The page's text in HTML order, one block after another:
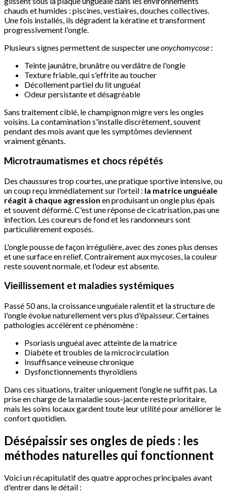
chauds et humides : piscines, vestiaires, douches collectives.
Une fois installés, ils dégradent la kératine et transforment
progressivement l'ongle.
Plusieurs signes permettent de suspecter uneonychomycose :
Teinte jaunâtre, brunâtre ou verdâtre de l'ongle
Texture friable, qui s'effrite au toucher
Décollement partiel du lit unguéal
Odeur persistante et désagréable
Sans traitement ciblé, le champignon migre vers les ongles
voisins. La contamination s'installe discrètement, souvent
pendant des mois avant que les symptômes deviennent
vraiment gênants.
Microtraumatismes et chocs répétés
Des chaussures trop courtes, une pratique sportive intensive, ou
un coup reçu immédiatement sur l'orteil : la matrice unguéale
réagit à chaque agression en produisant un ongle plus épais
et souvent déformé. C'est une réponse de cicatrisation, pas une
infection. Les coureurs de fond et les randonneurs sont
particulièrement exposés.
L'ongle pousse de façon irrégulière, avec des zones plus denses
et une surface en relief. Contrairement aux mycoses, la couleur
reste souvent normale, et l'odeur est absente.
Vieillissement et maladies systémiques
Passé 50 ans, la croissance unguéale ralentit et la structure de
l'ongle évolue naturellement vers plus d'épaisseur. Certaines
pathologies accélèrent ce phénomène :
Psoriasis unguéal avec atteinte de la matrice
Diabète et troubles de la microcirculation
Insuffisance veineuse chronique
Dysfonctionnements thyroïdiens
Dans ces situations, traiter uniquement l'ongle ne suffit pas. La
prise en charge de la maladie sous-jacente reste prioritaire,
mais les soins locaux gardent toute leur utilité pour améliorer le
confort quotidien.
Désépaissir ses ongles de pieds : les
méthodes naturelles qui fonctionnent
Voici un récapitulatif des quatre approches principales avant
d'entrer dans le détail :